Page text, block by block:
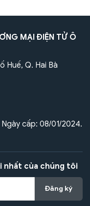
MẠI ĐIỆN TỬ Ô
Huế, Q. Hai Bà
cấp: 08/01/2024.
nhất của chúng tôi
Đăng ký